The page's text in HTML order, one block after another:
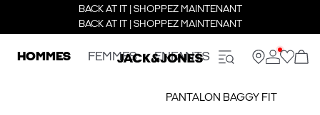
BACK AT IT | SHOPPEZ MAINTENANT
BACK AT IT | SHOPPEZ MAINTENANT
HOMMES FEMMES ENFANTS
PANTALON BAGGY FIT